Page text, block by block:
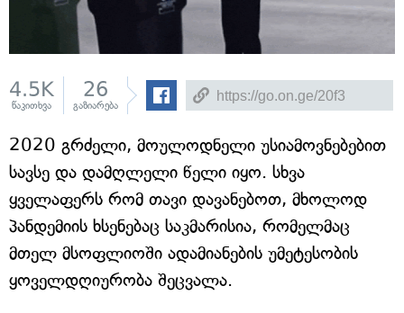
4.5K
წაკითხვა
26
გაზიარება
2020 გრძელი, მოულოდნელი უსიამოვნებებით
სავსე და დამღლელი წელი იყო. სხვა
ყველაფერს რომ თავი დავანებოთ, მხოლოდ
პანდემიის ხსენებაც საკმარისია, რომელმაც
მთელ მსოფლიოში ადამიანების უმეტესობის
ყოველდღიურობა შეცვალა.